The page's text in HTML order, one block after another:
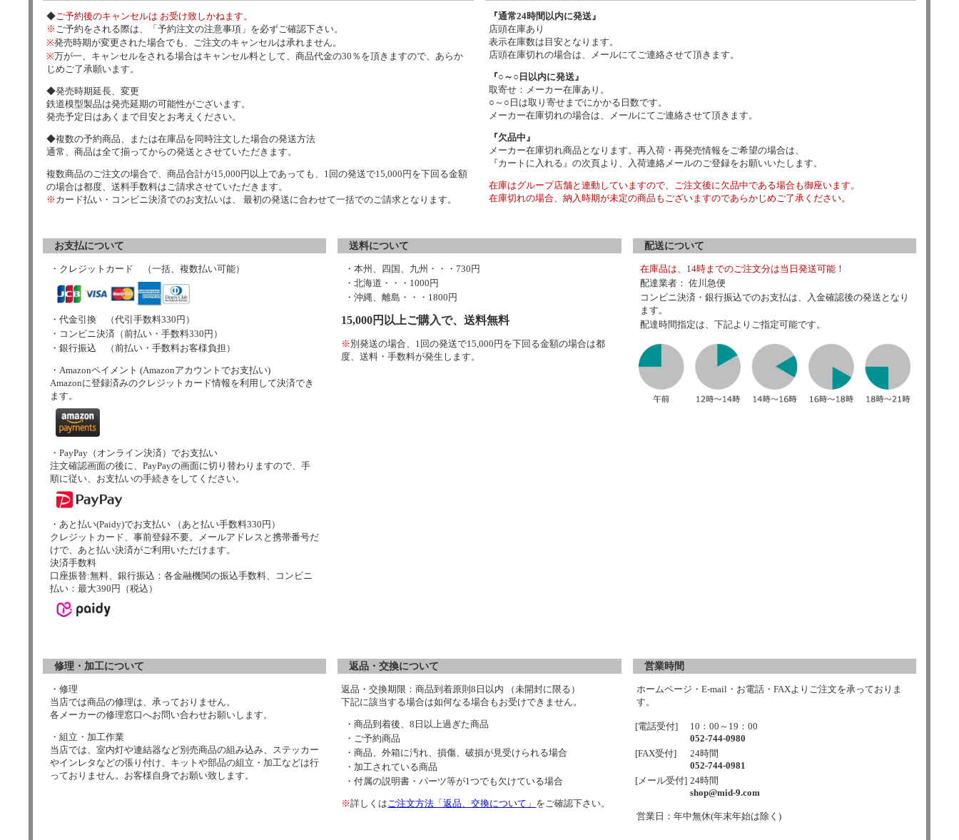
◆ご予約後のキャンセルは お受け致しかねます。
※ ご予約をされる際は、「予約注文の注意事項」を必ずご確認下さい。
※発売時期が変更された場合でも、ご注文のキャンセルは承れません。
※万が一、キャンセルをされる場合はキャンセル料として、商品代金の30％を頂きますので、あらか
じめご了承願います。
◆発売時期延長、変更
鉄道模型製品は発売延期の可能性がございます。
発売予定日はあくまで目安とお考えください。
◆複数の予約商品、または在庫品を同時注文した場合の発送方法
通常、商品は全て揃ってからの発送とさせていただきます。
複数商品のご注文の場合で、商品合計が15,000円以上であっても、1回の発送で15,000円を下回る金額
の場合は都度、送料手数料はご請求させていただきます。
※ カード払い・コンビニ決済でのお支払いは、 最初の発送に合わせて一括でのご請求となります。
『通常24時間以内に発送』
店頭在庫あり
表示在庫数は目安となります。
店頭在庫切れの場合は、メールにてご連絡させて頂きます。
『○～○日以内に発送』
取寄せ：メーカー在庫あり。
○～○日は取り寄せまでにかかる日数です。
メーカー在庫切れの場合は、メールにてご連絡させて頂きます。
『欠品中』
メーカー在庫切れ商品となります。再入荷・再発売情報をご希望の場合は、
『カートに入れる』の次頁より、入荷連絡メールのご登録をお願いいたします。
在庫はグループ店舗と連動していますので、ご注文後に欠品中である場合も御座います。
在庫切れの場合、納入時期が未定の商品もございますのであらかじめご了承ください。
お支払について
・クレジットカード （一括、複数払い可能）
・代金引換 （代引手数料330円）
・コンビニ決済（前払い・手数料330円）
・銀行振込 （前払い・手数料お客様負担）
・Amazonペイメント (Amazonアカウントでお支払い)
Amazonに登録済みのクレジットカード情報を利用して決済でき
ます。
・PayPay（オンライン決済）でお支払い
注文確認画面の後に、PayPayの画面に切り替わりますので、手
順に従い、お支払いの手続きをしてください。
・あと払い(Paidy)でお支払い （あと払い手数料330円）
クレジットカード、事前登録不要。メールアドレスと携帯番号だ
けで、あと払い決済がご利用いただけます。
決済手数料
口座振替:無料、銀行振込：各金融機関の振込手数料、コンビニ
払い：最大390円（税込）
送料について
・本州、四国、九州・・・730円
・北海道・・・1000円
・沖縄、離島・・・1800円
15,000円以上ご購入で、送料無料
※ 別発送の場合、1回の発送で15,000円を下回る金額の場合は都
度、送料・手数料が発生します。
配送について
在庫品は、14時までのご注文分は当日発送可能！
配達業者： 佐川急便
コンビニ決済・銀行振込でのお支払は、入金確認後の発送となり
ます。
配達時間指定は、下記よりご指定可能です。
修理・加工について
・修理
当店では商品の修理は、承っておりません。
各メーカーの修理窓口へお問い合わせお願いします。
・組立・加工作業
当店では、室内灯や連結器など別売商品の組み込み、ステッカー
やインレタなどの張り付け、キットや部品の組立・加工などは行
っておりません。お客様自身でお願い致します。
返品・交換について
返品・交換期限：商品到着原則8日以内 （未開封に限る）
下記に該当する場合は如何なる場合もお受けできません。
・商品到着後、8日以上過ぎた商品
・ご予約商品
・商品、外箱に汚れ、損傷、破損が見受けられる場合
・加工されている商品
・付属の説明書・パーツ等が1つでも欠けている場合
※詳しくはご注文方法「返品、交換について」 をご確認下さい。
営業時間
ホームページ・E-mail・お電話・FAXよりご注文を承っておりま
す。
[電話受付]
10：00～19：00
052-744-0980
[FAX受付]
24時間
052-744-0981
[メール受付] 24時間
shop@mid-9.com
営業日：年中無休(年末年始は除く)